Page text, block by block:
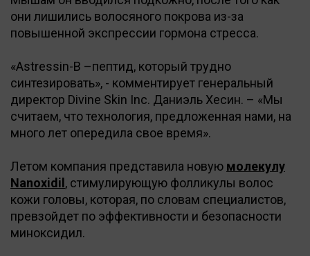
они лишились волосяного покрова из-за
повышенной экспрессии гормона стресса.
«Astressin-B –пептид, который трудно
синтезировать», - комментирует генеральный
директор Divine Skin Inc. Даниэль Хесин. – «Мы
считаем, что технология, предложенная нами, на
много лет опередила свое время».
Летом компания представила новую молекулу
Nanoxidil , стимулирующую фолликулы волос
кожи головы, которая, по словам специалистов,
превзойдет по эффективности и безопасности
миноксидил.